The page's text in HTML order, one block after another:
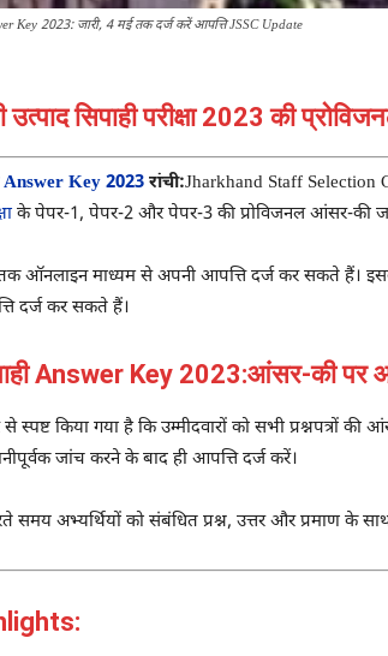
Key 2023: जारी, 4 मई तक दर्ज करें आपत्ति JSSC Update
सिपाही परीक्षा 2023 की
Answer Key 2023 रांची:Jharkhand Staff Selection
के पेपर-1, पेपर-2 और पेपर-3 की प्रोविजनल आंसर-की
ऑनलाइन माध्यम से अपनी आपत्ति दर्ज कर सकते हैं।
दर्ज कर सकते हैं।
Answer Key 2023:आंसर-की पर
किया गया है कि उम्मीदवारों को सभी प्रश्नपत्रों
जांच करने के बाद ही आपत्ति दर्ज करें।
समय अभ्यर्थियों को संबंधित प्रश्न, उत्तर और प्रमाण के